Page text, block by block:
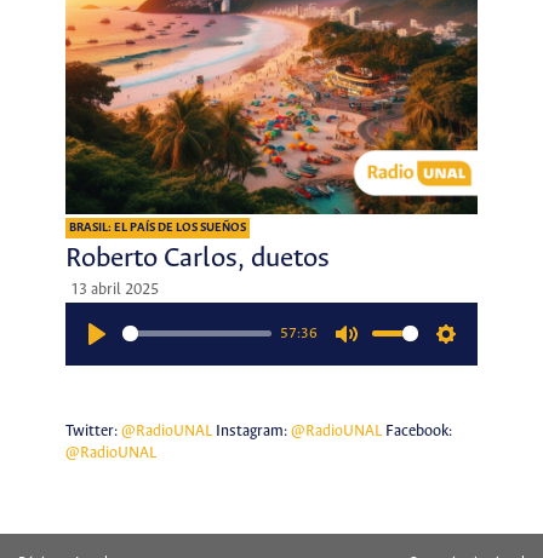
BRASIL: EL PAÍS DE LOS SUEÑOS
Roberto Carlos, duetos
13 abril 2025
57:36
Twitter: @RadioUNALInstagram: @RadioUNALFacebook:
@RadioUNAL